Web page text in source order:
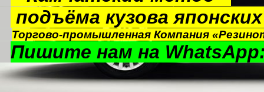
подъёма кузова
Торгово-промышленная Компания
Пишите нам на